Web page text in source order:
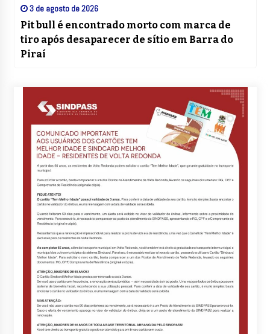
3 de agosto de 2026
Pit bull é encontrado morto com marca de
tiro após desaparecer de sítio em Barra do
Piraí